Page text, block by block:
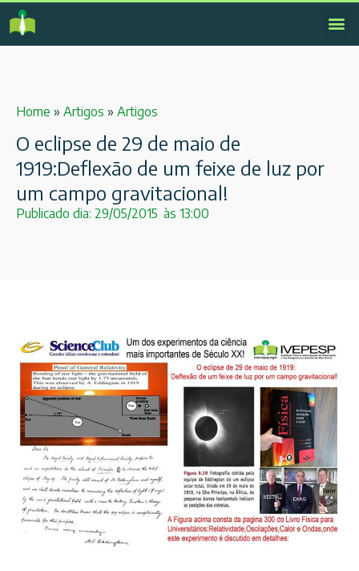
Home » Artigos » Artigos
O eclipse de 29 de maio de
1919:Deflexão de um feixe de luz por
um campo gravitacional!
Publicado dia: 29/05/2015 às 13:00